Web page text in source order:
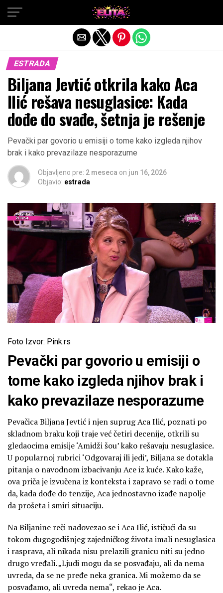
ESTRADA
Biljana Jevtić otkrila kako Aca
Ilić rešava nesuglasice: Kada
dođe do svađe, šetnja je rešenje
Pevački par govorio u emisiji o tome kako izgleda njihov
brak i kako prevazilaze nesporazume
Objavljeno pre: 2 meseca on jun 16, 2026
Objavio: estrada
Foto Izvor: Pink.rs
Pevački par govorio u emisiji o
tome kako izgleda njihov brak i
kako prevazilaze nesporazume
Pevačica Biljana Jevtić i njen suprug Aca Ilić, poznati po
skladnom braku koji traje već četiri decenije, otkrili su
gledaocima emisije ‘Amidži šou’ kako rešavaju nesuglasice.
U popularnoj rubrici ‘Odgovaraj ili jedi’, Biljana se dotakla
pitanja o navodnom izbacivanju Ace iz kuće. Kako kaže,
ova priča je izvučena iz konteksta i zapravo se radi o tome
da, kada dođe do tenzije, Aca jednostavno izađe napolje
da prošeta i smiri situaciju.
Na Biljanine reči nadovezao se i Aca Ilić, ističući da su
tokom dugogodišnjeg zajedničkog života imali nesuglasica
i rasprava, ali nikada nisu prelazili granicu niti su jedno
drugo vređali. „Ljudi mogu da se posvađaju, ali da nema
uvreda, da se ne pređe neka granica. Mi možemo da se
posvađamo, ali uvreda nema“, rekao je Aca.
Exit mobile version